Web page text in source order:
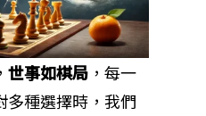
世事如棋局 ，每一
多種選擇時，我們